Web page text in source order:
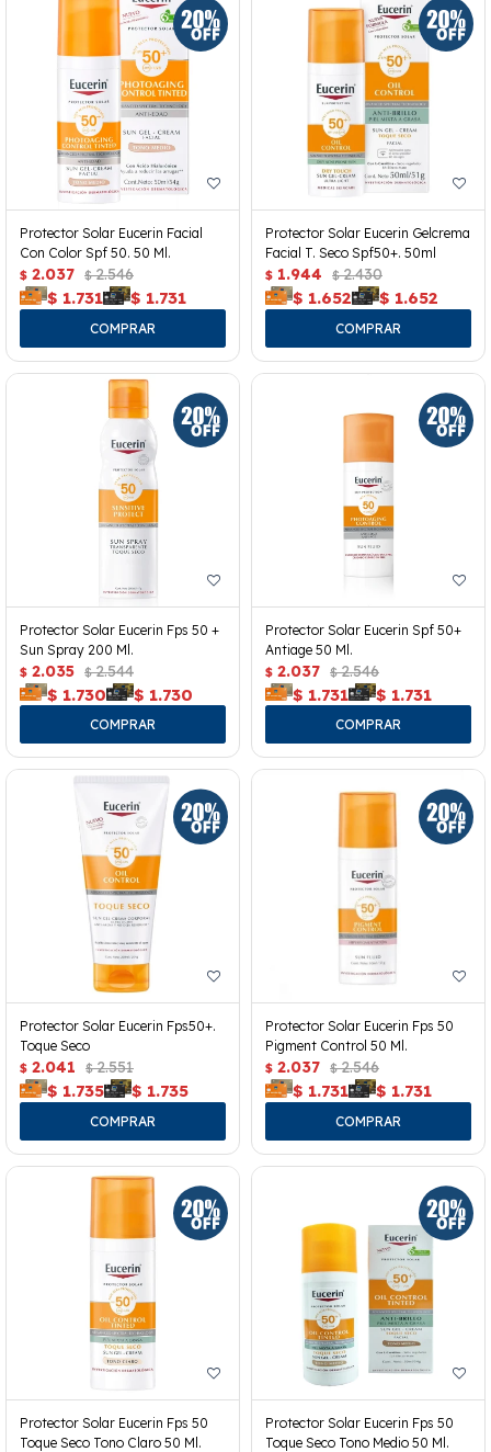
Protector Solar Eucerin Facial
Con Color Spf 50. 50 Ml.
$ 2.037 $ 2.546
$ 1.731 $ 1.731
Protector Solar Eucerin Gelcrema
Facial T. Seco Spf50+. 50ml
$ 1.944 $ 2.430
$ 1.652 $ 1.652
Protector Solar Eucerin Fps 50 +
Sun Spray 200 Ml.
$ 2.035 $ 2.544
$ 1.730 $ 1.730
Protector Solar Eucerin Spf 50+
Antiage 50 Ml.
$ 2.037 $ 2.546
$ 1.731 $ 1.731
Protector Solar Eucerin Fps50+.
Toque Seco
$ 2.041 $ 2.551
$ 1.735 $ 1.735
Protector Solar Eucerin Fps 50
Pigment Control 50 Ml.
$ 2.037 $ 2.546
$ 1.731 $ 1.731
Protector Solar Eucerin Fps 50
Toque Seco Tono Claro 50 Ml.
Protector Solar Eucerin Fps 50
Toque Seco Tono Medio 50 Ml.